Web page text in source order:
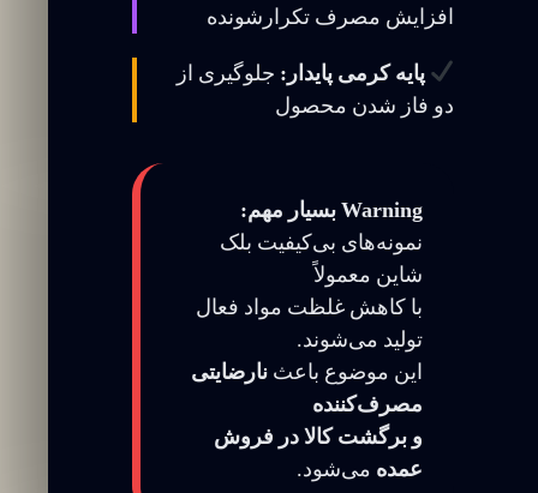
افزایش مصرف تکرارشونده
پایه کرمی پایدار: جلوگیری از
دو فاز شدن محصول
Warning بسیار مهم:
نمونه‌های بی‌کیفیت بلک
شاین معمولاً
با کاهش غلظت مواد فعال
تولید می‌شوند.
این موضوع باعث نارضایتی
مصرف‌کننده
و برگشت کالا در فروش
عمده می‌شود.